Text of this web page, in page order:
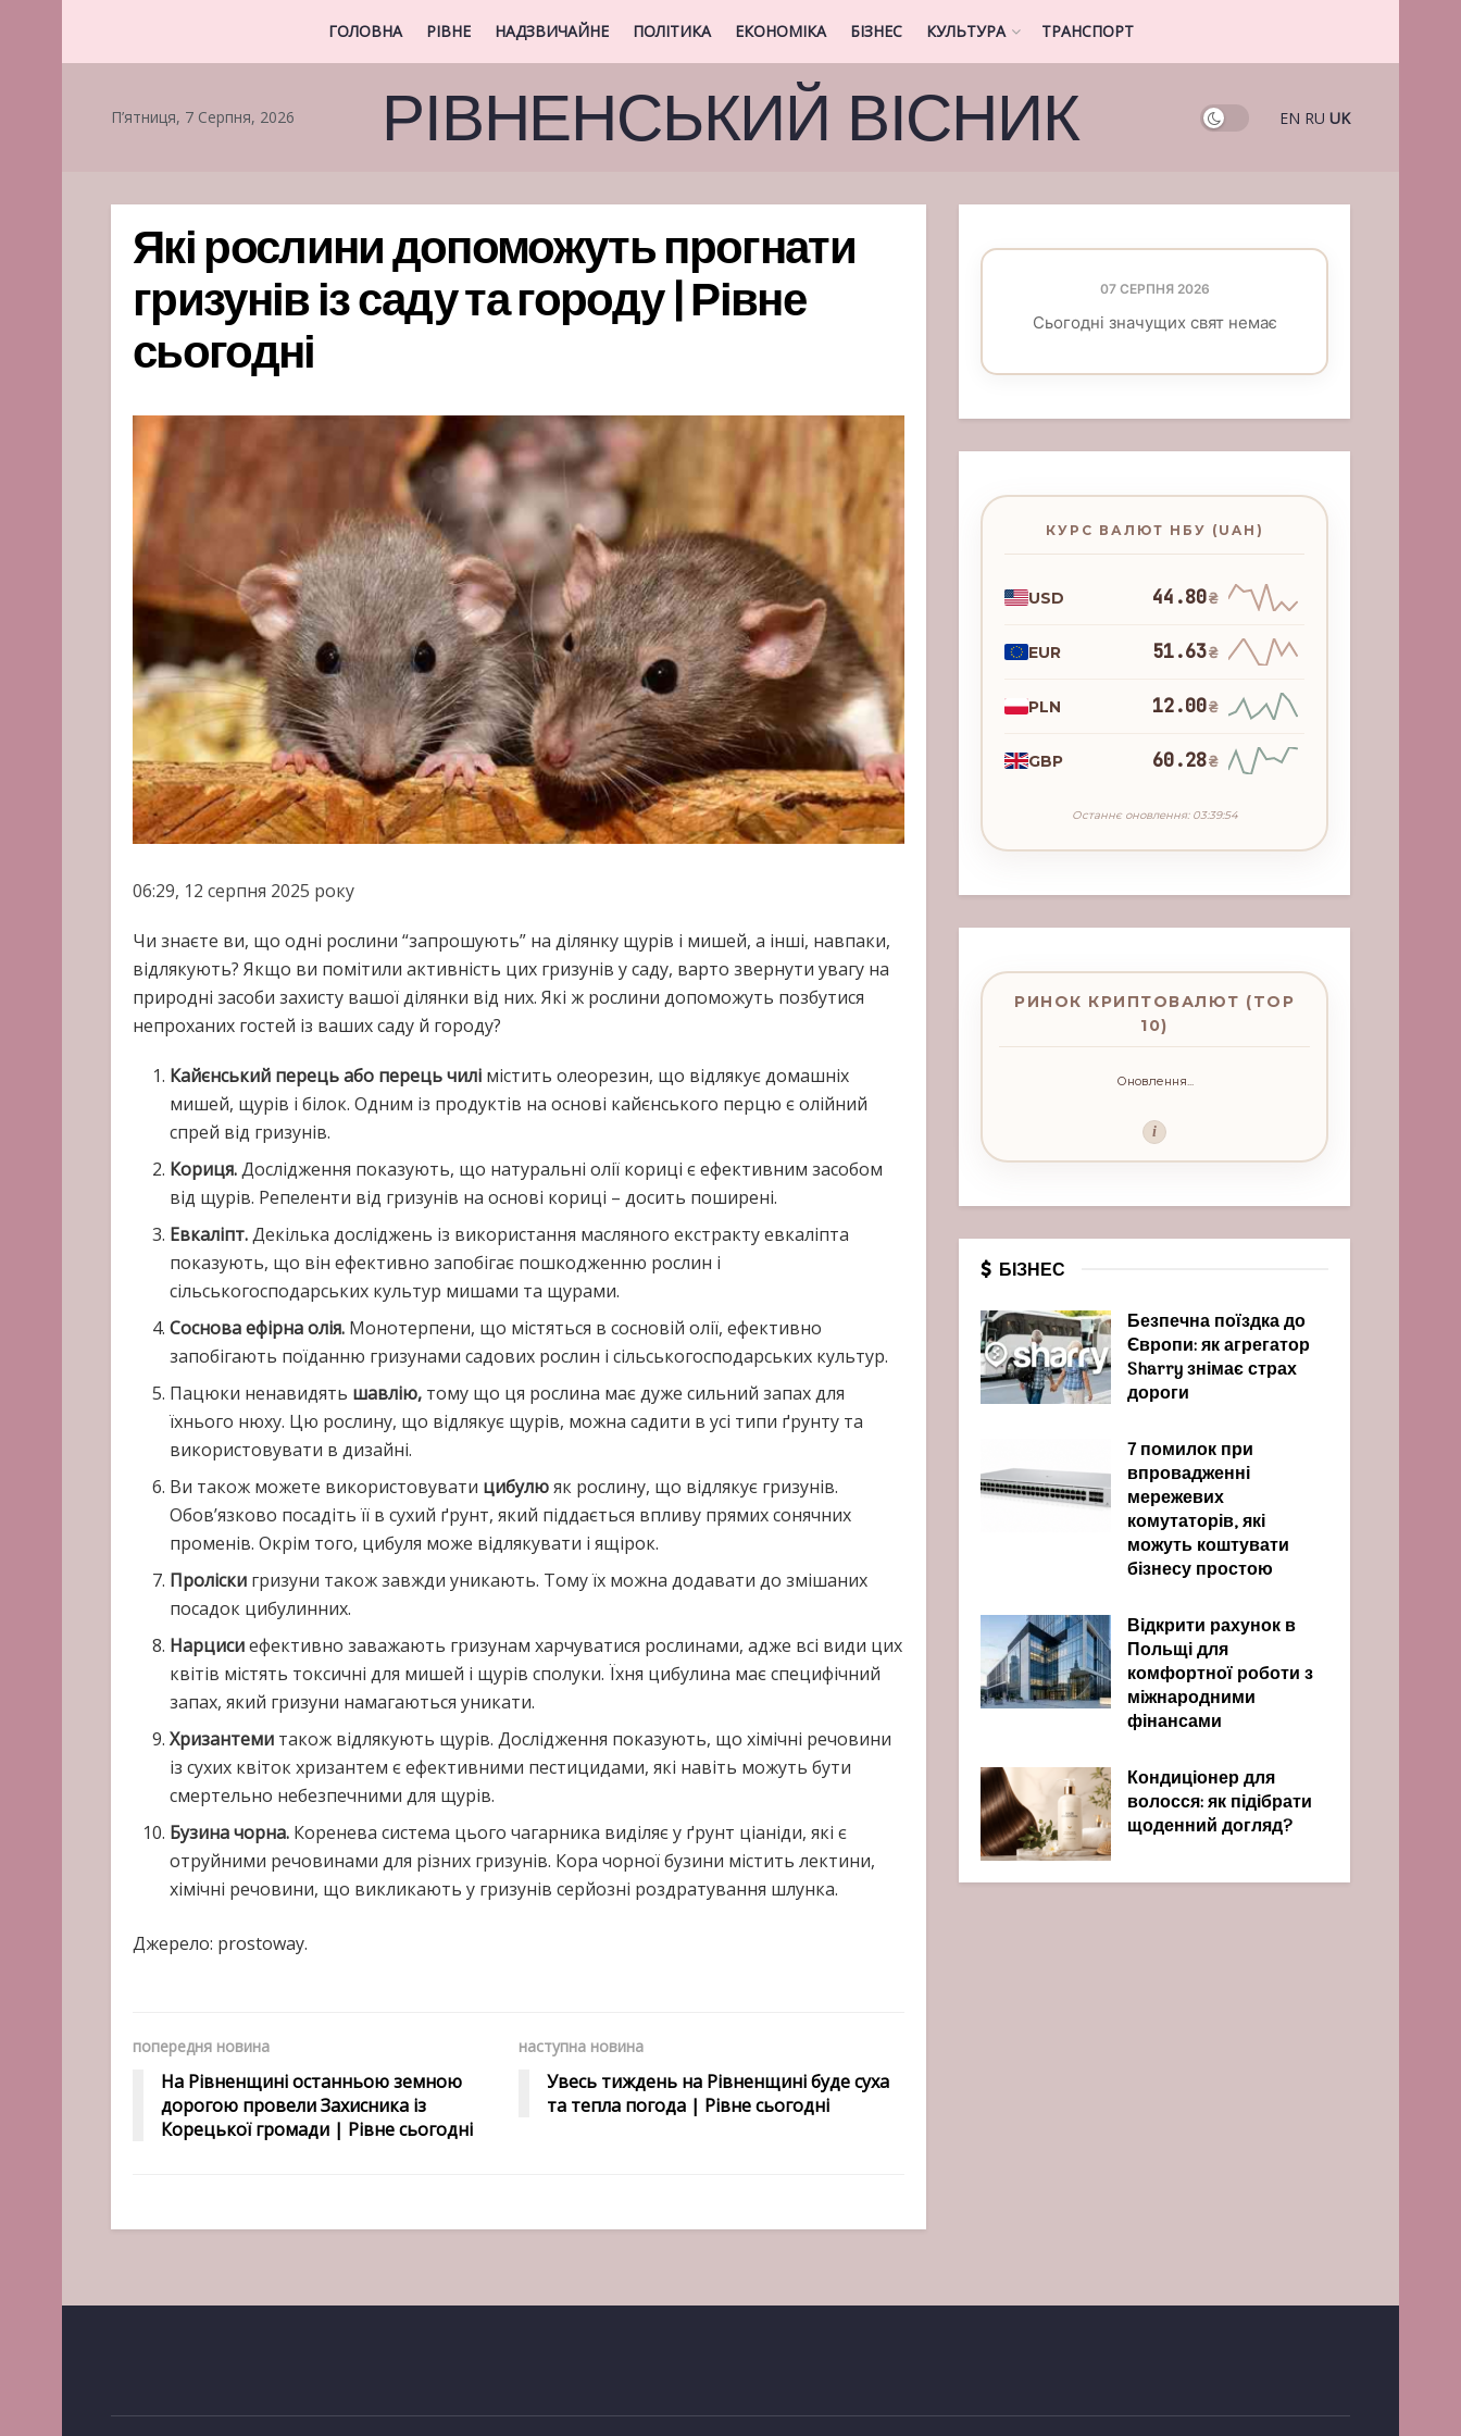
ГОЛОВНА РІВНЕ НАДЗВИЧАЙНЕ ПОЛІТИКА ЕКОНОМІКА БІЗНЕС КУЛЬТУРА ТРАНСПОРТ
П’ятниця, 7 Серпня, 2026 РІВНЕНСЬКИЙ ВІСНИК EN RU UK
Які рослини допоможуть прогнати
гризунів із саду та городу | Рівне
сьогодні
06:29, 12 серпня 2025 року
Чи знаєте ви, що одні рослини “запрошують” на ділянку щурів і мишей, а інші, навпаки,
відлякують? Якщо ви помітили активність цих гризунів у саду, варто звернути увагу на
природні засоби захисту вашої ділянки від них. Які ж рослини допоможуть позбутися
непроханих гостей із ваших саду й городу?
Кайєнський перець або перець чилі містить олеорезин, що відлякує домашніх
мишей, щурів і білок. Одним із продуктів на основі кайєнського перцю є олійний
спрей від гризунів.
Кориця.Дослідження показують, що натуральні олії кориці є ефективним засобом
від щурів. Репеленти від гризунів на основі кориці – досить поширені.
Евкаліпт.Декілька досліджень із використання масляного екстракту евкаліпта
показують, що він ефективно запобігає пошкодженню рослин і
сільськогосподарських культур мишами та щурами.
Соснова ефірна олія. Монотерпени, що містяться в сосновій олії, ефективно
запобігають поїданню гризунами садових рослин і сільськогосподарських культур.
Пацюки ненавидять шавлію, тому що ця рослина має дуже сильний запах для
їхнього нюху. Цю рослину, що відлякує щурів, можна садити в усі типи ґрунту та
використовувати в дизайні.
Ви також можете використовувати цибулюяк рослину, що відлякує гризунів.
Обов’язково посадіть її в сухий ґрунт, який піддається впливу прямих сонячних
променів. Окрім того, цибуля може відлякувати і ящірок.
Проліски гризуни також завжди уникають. Тому їх можна додавати до змішаних
посадок цибулинних.
Нарцисиефективно заважають гризунам харчуватися рослинами, адже всі види цих
квітів містять токсичні для мишей і щурів сполуки. Їхня цибулина має специфічний
запах, який гризуни намагаються уникати.
Хризантеми також відлякують щурів. Дослідження показують, що хімічні речовини
із сухих квіток хризантем є ефективними пестицидами, які навіть можуть бути
смертельно небезпечними для щурів.
Бузина чорна. Коренева система цього чагарника виділяє у ґрунт ціаніди, які є
отруйними речовинами для різних гризунів. Кора чорної бузини містить лектини,
хімічні речовини, що викликають у гризунів серйозні роздратування шлунка.
Джерело: prostoway.
попередня новина
На Рівненщині останньою земною
дорогою провели Захисника із
Корецької громади | Рівне сьогодні
наступна новина
Увесь тиждень на Рівненщині буде суха
та тепла погода | Рівне сьогодні
07 СЕРПНЯ 2026
Сьогодні значущих свят немає
КУРС ВАЛЮТ НБУ (UAH)
USD 44.80₴
EUR 51.63₴
PLN 12.00₴
GBP 60.28₴
Останнє оновлення: 03:39:54
РИНОК КРИПТОВАЛЮТ (TOP
10)
Оновлення...
i
БІЗНЕС
Безпечна поїздка до
Європи: як агрегатор
Sharry знімає страх
дороги
7 помилок при
впровадженні
мережевих
комутаторів, які
можуть коштувати
бізнесу простою
Відкрити рахунок в
Польщі для
комфортної роботи з
міжнародними
фінансами
Кондиціонер для
волосся: як підібрати
щоденний догляд?